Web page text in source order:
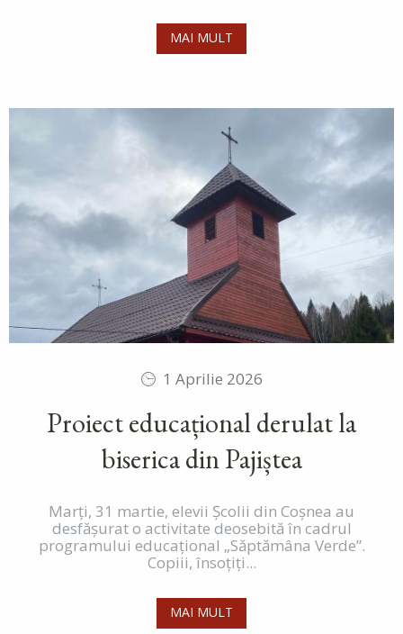
MAI MULT
1 Aprilie 2026
Proiect educațional derulat la
biserica din Pajiștea
Marți, 31 martie, elevii Școlii din Coșnea au
desfășurat o activitate deosebită în cadrul
programului educațional „Săptămâna Verde”.
Copiii, însoțiți...
MAI MULT